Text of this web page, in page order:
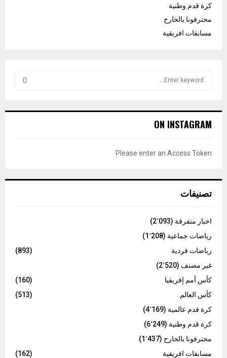
كرة قدم وطنية
محترفونا بالخارج
مسابقات افريقية
h
C
ON INSTAGRAM
Please enter an Access Token
تصنيفات
اخبار متفرقة (2٬093)
رياضات جماعية (1٬208)
رياضات فردية
(893)
غير مصنف (2٬520)
كأس أمم إفريقيا
(160)
كأس العالم
(513)
كرة قدم عالمية (4٬169)
كرة قدم وطنية (6٬249)
محترفونا بالخارج (1٬437)
مسابقات افريقية
(162)